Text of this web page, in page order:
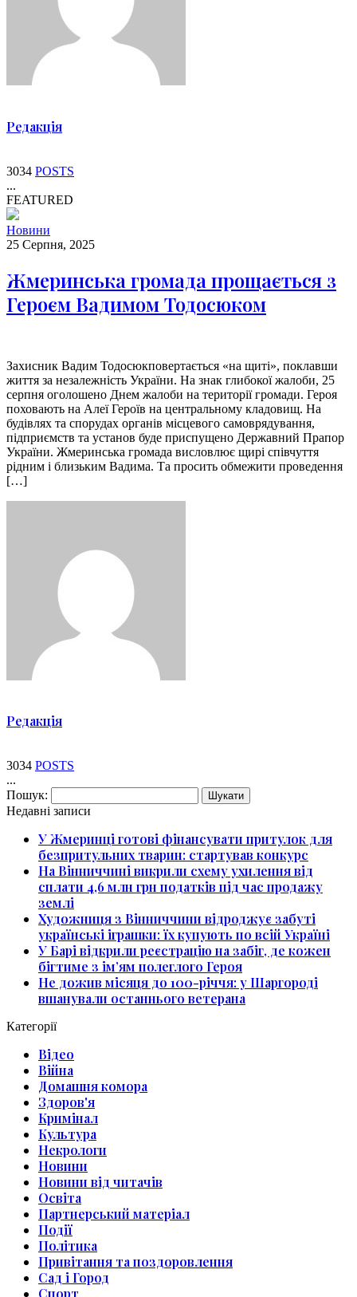
Редакція
3034 POSTS
...
FEATURED
Новини
25 Серпня, 2025
Жмеринська громада прощається з
Героєм Вадимом Тодосюком
Захисник Вадим Тодосюкповертається «на щиті», поклавши
життя за незалежність України. На знак глибокої жалоби, 25
серпня оголошено Днем жалоби на території громади. Героя
поховають на Алеї Героїв на центральному кладовищ. На
будівлях та спорудах органів місцевого самоврядування,
підприємств та установ буде приспущено Державний Прапор
України. Жмеринська громада висловлює щирі співчуття
рідним і близьким Вадима. Та просить обмежити проведення
[…]
Редакція
3034 POSTS
...
Пошук:
Недавні записи
У Жмеринці готові фінансувати притулок для
безпритульних тварин: стартував конкурс
На Вінниччині викрили схему ухилення від
сплати 4,6 млн грн податків під час продажу
землі
Художниця з Вінниччини відроджує забуті
українські іграшки: їх купують по всій Україні
У Барі відкрили реєстрацію на забіг, де кожен
бігтиме з ім’ям полеглого Героя
Не дожив місяця до 100-річчя: у Шаргороді
вшанували останнього ветерана
Категорії
Відео
Війна
Домашня комора
Здоров'я
Кримінал
Культура
Некрологи
Новини
Новини від читачів
Освіта
Партнерський матеріал
Події
Політика
Привітання та поздоровлення
Сад і Город